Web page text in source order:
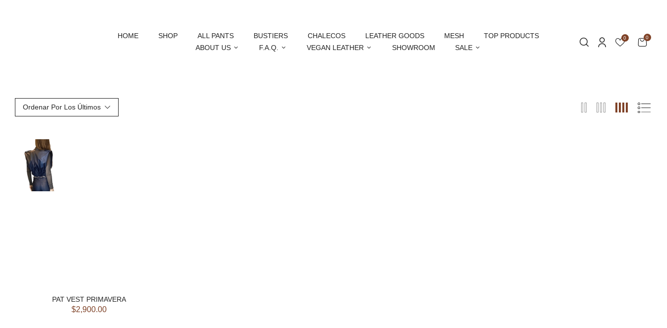
HOME SHOP ALL PANTS BUSTIERS CHALECOS LEATHER GOODS MESH
TOP PRODUCTS
ABOUT US
F.A.Q. VEGAN LEATHER SHOWROOM SALE
0 0
Ordenar Por Los Últimos
PAT VEST PRIMAVERA
$2,900.00